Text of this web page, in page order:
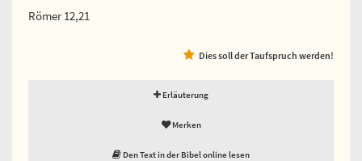
Römer 12,21
Dies soll der Taufspruch werden!
Erläuterung
Merken
Den Text in der Bibel online lesen